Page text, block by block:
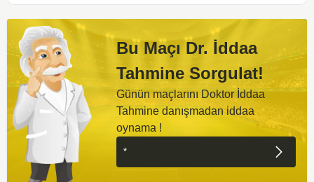
Bu Maçı Dr. İddaa
Tahmine Sorgulat!
Günün maçlarını Doktor İddaa
Tahmine danışmadan iddaa
oynama !